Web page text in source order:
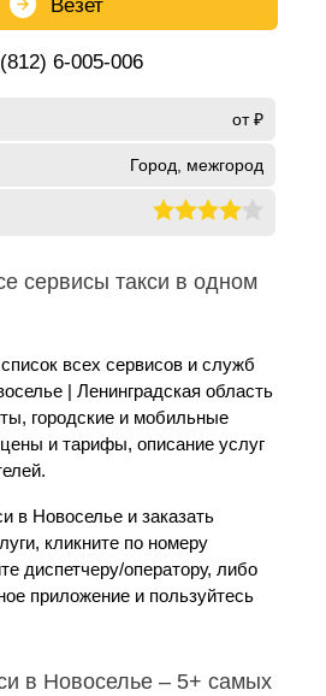
Везет
6-005-006
от ₽
Город, межгород
сервисы такси в одном
всех сервисов и служб
| Ленинградская область
городские и мобильные
и тарифы, описание услуг
в Новоселье и заказать
кликните по номеру
диспетчеру/оператору, либо
приложение и пользуйтесь
в Новоселье – 5+ самых